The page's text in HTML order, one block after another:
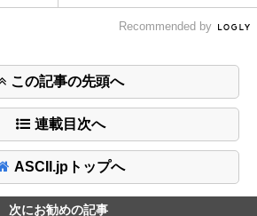
Recommended by
この記事の先頭へ
連載目次へ
ASCII.jpトップへ
次にお勧めの記事